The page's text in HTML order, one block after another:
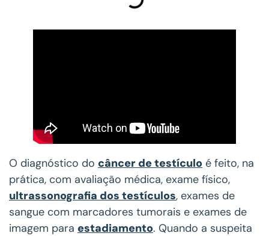
O diagnóstico do câncer de testículo é feito, na
prática, com avaliação médica, exame físico,
ultrassonografia dos testículos, exames de
sangue com marcadores tumorais e exames de
imagem para estadiamento. Quando a suspeita